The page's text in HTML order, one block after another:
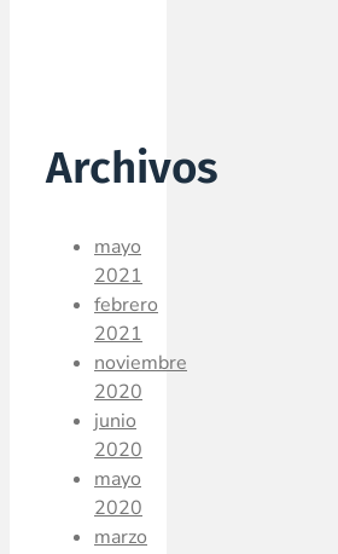
Archivos
mayo
2021
febrero
2021
noviembre
2020
junio
2020
mayo
2020
marzo